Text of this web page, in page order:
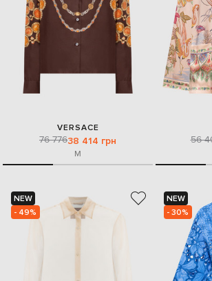
VERSACE
76 77638 414 грн
M
56
NEW
- 49%
NEW
- 30%